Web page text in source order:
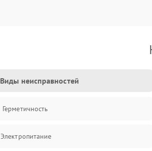
Виды неисправностей
Герметичность
Электропитание